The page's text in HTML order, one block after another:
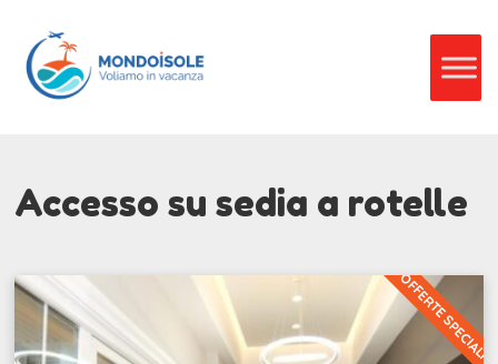
Accesso su sedia a rotelle
OFFERTE SPECIALI